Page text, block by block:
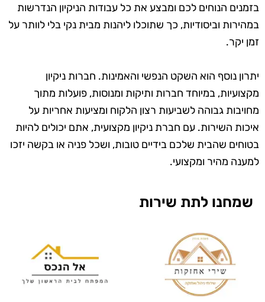
בזמנים הנוחים לכם ומבצע את כל עבודות הניקיון הנדרשות
במהירות וביסודיות, כך שתוכלו ליהנות מבית נקי בלי לוותר על
זמן יקר.
יתרון נוסף הוא השקט הנפשי והאמינות. חברות ניקיון
מקצועיות, במיוחד חברות ותיקות ומנוסות, פועלות מתוך
מחויבות גבוהה לשביעות רצון הלקוח ומציעות אחריות על
איכות השירות. עם חברת ניקיון מקצועית, אתם יכולים להיות
בטוחים שהבית שלכם בידיים טובות, ושכל פניה או בקשה יזכו
למענה מהיר ומקצועי.
שמחנו לתת שירות